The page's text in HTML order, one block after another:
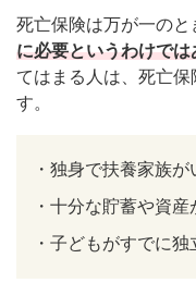
死亡保険は万が一のと
に必要というわけでは
てはまる人は、死亡
す。
・ 独身で扶養家族が
・ 十分な貯蓄や資産
・ 子どもがすでに独